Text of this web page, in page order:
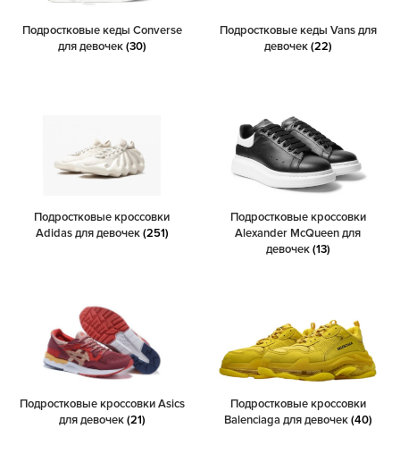
Подростковые кеды Converse
для девочек(30)
Подростковые кеды Vans для
девочек(22)
Подростковые кроссовки
Adidas для девочек(251)
Подростковые кроссовки
Alexander McQueen для
девочек(13)
Подростковые кроссовки Asics
для девочек(21)
Подростковые кроссовки
Balenciaga для девочек(40)